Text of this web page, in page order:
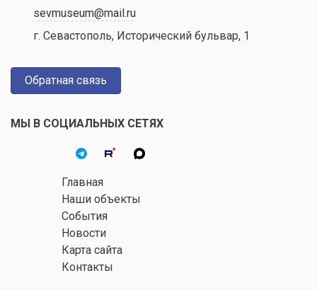
sevmuseum@mail.ru
г. Севастополь, Исторический бульвар, 1
Обратная связь
МЫ В СОЦИАЛЬНЫХ СЕТЯХ
Главная
Наши объекты
События
Новости
Карта сайта
Контакты